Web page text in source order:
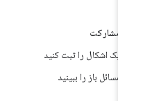
مشارکت
یک اشکال را ثبت کنید
مسائل باز را ببینید